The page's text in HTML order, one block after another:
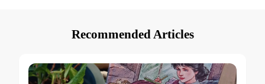
Recommended Articles